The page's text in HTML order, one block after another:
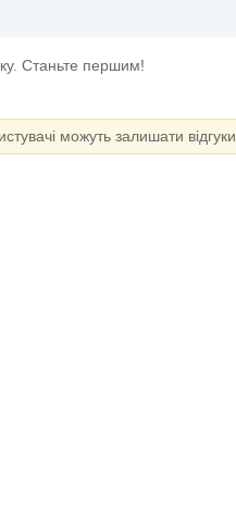
Станьте першим!
можуть залишати відгуки